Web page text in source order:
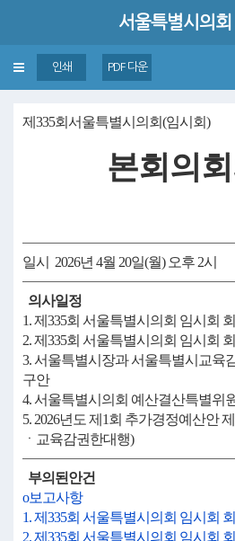
서울특별시의
Toggle
navigation
인쇄 PDF 다운
제335회서울특별시의회(임시회)
본회의
일시 2026년 4월 20일(월) 오후 2시
의사일정
1. 제335회 서울특별시의회 임시회
2. 제335회 서울특별시의회 임시회
3. 서울특별시장과 서울특별시교육
구안
4. 서울특별시의회 예산결산특별위
5. 2026년도 제1회 추가경정예산안
ㆍ교육감권한대행)
부의된안건
o보고사항
1. 제335회 서울특별시의회 임시회
2. 제335회 서울특별시의회 임시회